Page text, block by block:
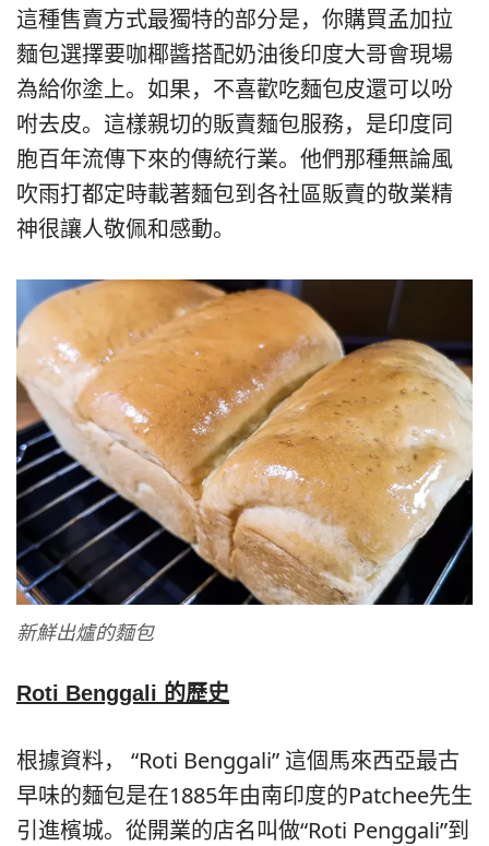
這種售賣方式最獨特的部分是，你購買孟加拉
麵包選擇要咖椰醬搭配奶油後印度大哥會現場
為給你塗上。如果，不喜歡吃麵包皮還可以吩
咐去皮。這樣親切的販賣麵包服務，是印度同
胞百年流傳下來的傳統行業。他們那種無論風
吹雨打都定時載著麵包到各社區販賣的敬業精
神很讓人敬佩和感動。
新鮮出爐的麵包
Roti Benggali 的歷史
根據資料， “Roti Benggali” 這個馬來西亞最古
早味的麵包是在1885年由南印度的Patchee先生
引進檳城。從開業的店名叫做“Roti Penggali”到